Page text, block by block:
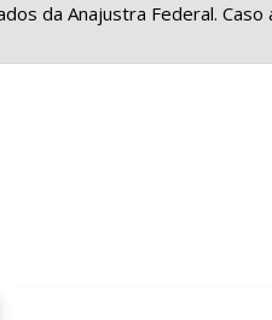
da Anajustra Federal.